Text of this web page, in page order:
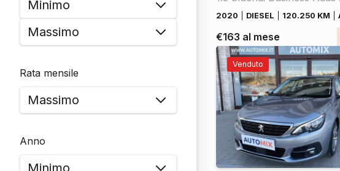
Rata mensile
Anno
2020 DIESEL 120.250 KM
€163 al mese
Venduto